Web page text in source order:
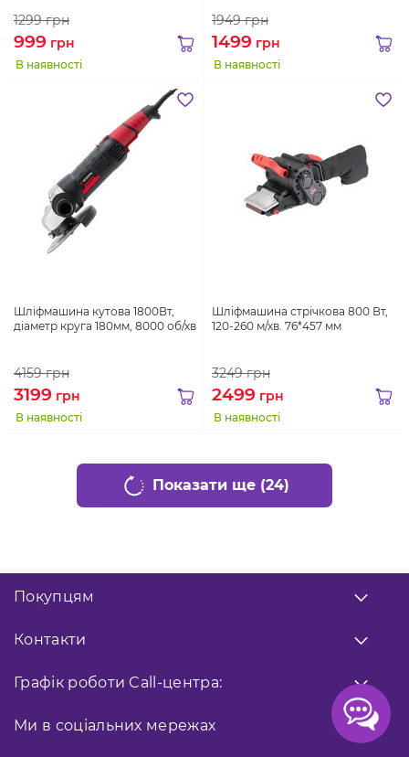
1299грн
999 грн
В наявності
1949грн
1499 грн
В наявності
Шліфмашина кутова 1800Вт,
діаметр круга 180мм, 8000 об/хв
4159грн
3199 грн
В наявності
Шліфмашина стрічкова 800 Вт,
120-260 м/хв. 76*457 мм
3249грн
2499 грн
В наявності
Показати ще (24)
Контакти
Передзвоніть мені
0 800 33 10 32
Графік роботиCall-центра:
Приймання
Покупцям
Про нас
Доставка
Повернення товару
Ми в соціальних мережах